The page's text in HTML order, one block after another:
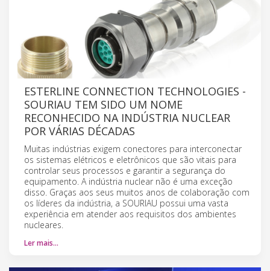
ESTERLINE CONNECTION TECHNOLOGIES -
SOURIAU TEM SIDO UM NOME
RECONHECIDO NA INDÚSTRIA NUCLEAR
POR VÁRIAS DÉCADAS
Muitas indústrias exigem conectores para interconectar
os sistemas elétricos e eletrônicos que são vitais para
controlar seus processos e garantir a segurança do
equipamento. A indústria nuclear não é uma exceção
disso. Graças aos seus muitos anos de colaboração com
os líderes da indústria, a SOURIAU possui uma vasta
experiência em atender aos requisitos dos ambientes
nucleares.
Ler mais…